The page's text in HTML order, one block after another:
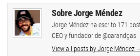
Sobre Jorge Méndez
Jorge Méndez ha escrito 171
CEO y fundador de @carandgas
View all posts by Jorge Méndez